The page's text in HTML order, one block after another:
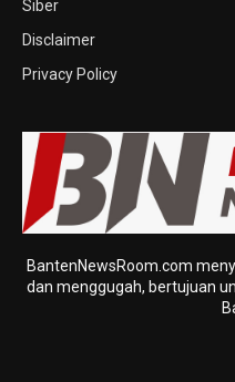
Siber
Disclaimer
Privacy Policy
BantenNewsRoom.com
dan menggugah, bertujuan